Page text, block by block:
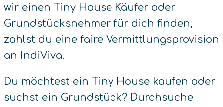
wir einen Tiny House Käufer oder
Grundstücksnehmer für dich finden,
zahlst du eine faire Vermittlungsprovision
an IndiViva.
Du möchtest ein Tiny House kaufen oder
suchst ein Grundstück? Durchsuche